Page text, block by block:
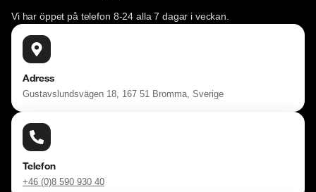
Vi har öppet på telefon 8-24 alla 7 dagar i veckan.
Adress
Gustavslundsvägen 18, 167 51 Bromma, Sverige
Telefon
+46 (0)8 590 930 40